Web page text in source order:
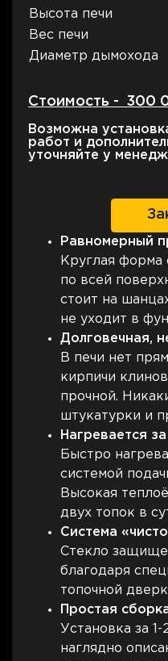
Высота печи
Вес печи
Диаметр дымохода
Стоимость - 300
Возможна
работ и
уточняйте у
Равномерный
Круглая форма
по всей
стоит на
не уходит в
Долговечная,
В печи нет
кирпичи
прочной.
штукатурки и
Нагревается
Быстро
системой
Высокая
двух топок в
Система
Стекло
благодаря
топочной
Простая
Установка за
наглядно